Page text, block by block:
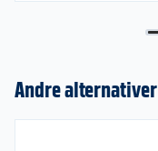
Andre alternativer